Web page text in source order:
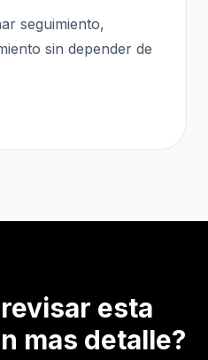
seguimiento,
sin depender de
esta
mas detalle?